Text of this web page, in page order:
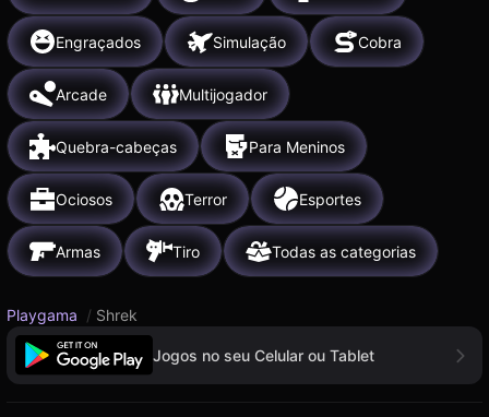
Engraçados Simulação Cobra
Arcade Multijogador
Quebra-cabeças Para Meninos
Ociosos Terror Esportes
Armas Tiro Todas as categorias
Playgama / Shrek
Jogos no seu Celular ou Tablet